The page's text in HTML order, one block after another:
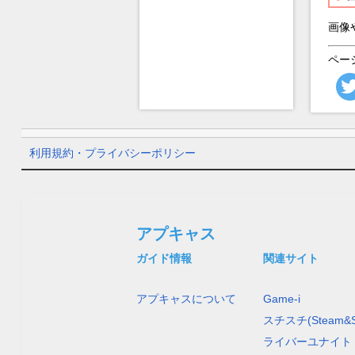
画像
ペー
利用規約・プライバシーポリシー
アプキャス
ガイド情報
アプキャスについて
関連サイト
Game-i
スチスチ
ライバーユナイト